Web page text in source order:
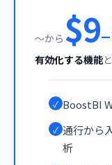
〜から $9
有効化する機能と
✓ BoostBI
✓ 通行から
析